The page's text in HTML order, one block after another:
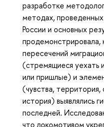
разработке
методах,
России и основных
продемонстрировала,
пересечений
(стремящиеся уехать
или пришлые) и
(чувства,
история) выявлялись
последней.
что локомотивом